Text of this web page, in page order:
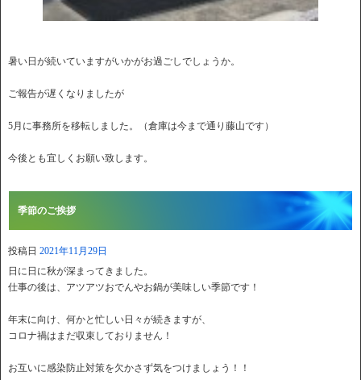
暑い日が続いていますがいかがお過ごしでしょうか。
ご報告が遅くなりましたが
5月に事務所を移転しました。（倉庫は今まで通り藤山です）
今後とも宜しくお願い致します。
季節のご挨拶
投稿日 2021年11月29日
日に日に秋が深まってきました。
仕事の後は、アツアツおでんやお鍋が美味しい季節です！
年末に向け、何かと忙しい日々が続きますが、
コロナ禍はまだ収束しておりません！
お互いに感染防止対策を欠かさず気をつけましょう！！